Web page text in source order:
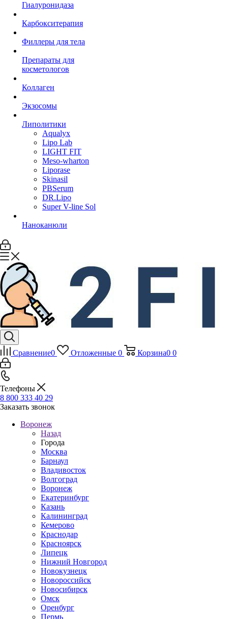
Гиалуронидаза
Карбокситерапия
Филлеры для тела
Препараты для
косметологов
Коллаген
Экзосомы
Липолитики
Aqualyx
Lipo Lab
LIGHT FIT
Meso-wharton
Liporase
Skinasil
PBSerum
DR.Lipo
Super V-line Sol
Наноканюли
Сравнение0 Отложенные 0 Корзина0 0
Телефоны
8 800 333 40 29
Заказать звонок
Воронеж
Назад
Города
Москва
Барнаул
Владивосток
Волгоград
Воронеж
Екатеринбург
Казань
Калининград
Кемерово
Краснодар
Красноярск
Липецк
Нижний Новгород
Новокузнецк
Новороссийск
Новосибирск
Омск
Оренбург
Пермь